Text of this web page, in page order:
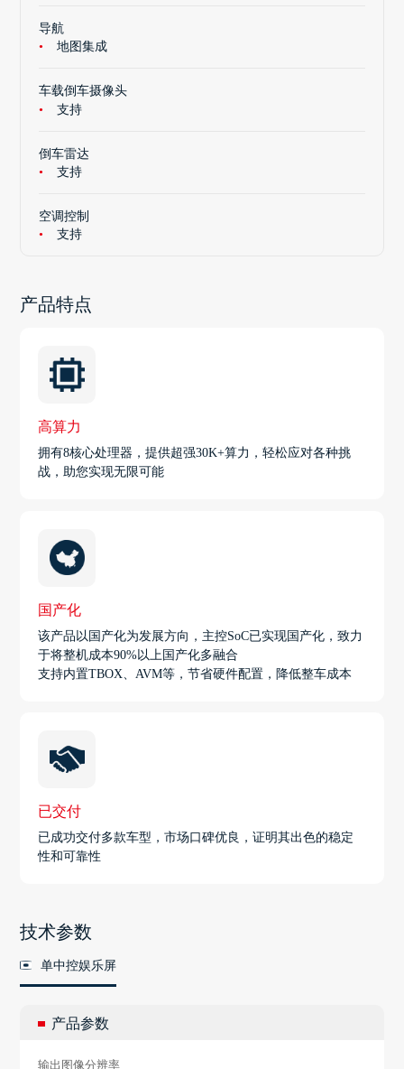
导航
地图集成
车载倒车摄像头
支持
倒车雷达
支持
空调控制
支持
产品特点
高算力
拥有8核心处理器，提供超强30K+算力，轻松应对各种挑
战，助您实现无限可能
国产化
该产品以国产化为发展方向，主控SoC已实现国产化，致力
于将整机成本90%以上国产化多融合
支持内置TBOX、AVM等，节省硬件配置，降低整车成本
已交付
已成功交付多款车型，市场口碑优良，证明其出色的稳定
性和可靠性
技术参数
单中控娱乐屏
产品参数
输出图像分辨率